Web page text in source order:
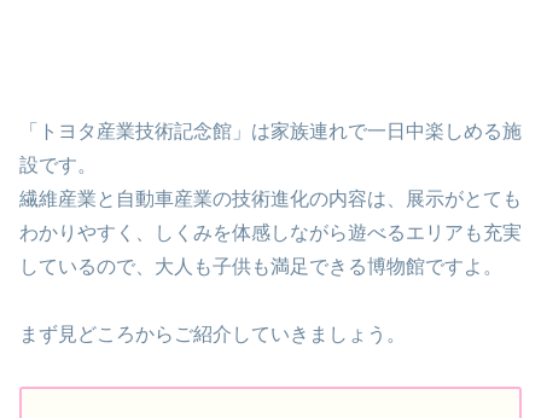
「トヨタ産業技術記念館」は家族連れで一日中楽しめる施
設です。
繊維産業と自動車産業の技術進化の内容は、展示がとても
わかりやすく、しくみを体感しながら遊べるエリアも充実
しているので、大人も子供も満足できる博物館ですよ。
まず見どころからご紹介していきましょう。